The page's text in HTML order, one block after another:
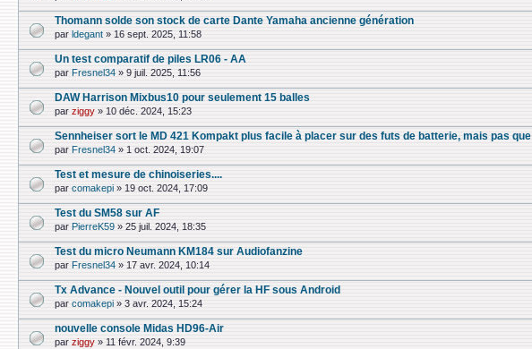
Thomann solde son stock de carte Dante Yamaha ancienne génération
par ldegant » 16 sept. 2025, 11:58
Un test comparatif de piles LR06 - AA
par Fresnel34 » 9 juil. 2025, 11:56
DAW Harrison Mixbus10 pour seulement 15 balles
par ziggy » 10 déc. 2024, 15:23
Sennheiser sort le MD 421 Kompakt plus facile à placer sur des futs de batterie, mais pas que
par Fresnel34 » 1 oct. 2024, 19:07
Test et mesure de chinoiseries....
par comakepi » 19 oct. 2024, 17:09
Test du SM58 sur AF
par PierreK59 » 25 juil. 2024, 18:35
Test du micro Neumann KM184 sur Audiofanzine
par Fresnel34 » 17 avr. 2024, 10:14
Tx Advance - Nouvel outil pour gérer la HF sous Android
par comakepi » 3 avr. 2024, 15:24
nouvelle console Midas HD96-Air
par ziggy » 11 févr. 2024, 9:39